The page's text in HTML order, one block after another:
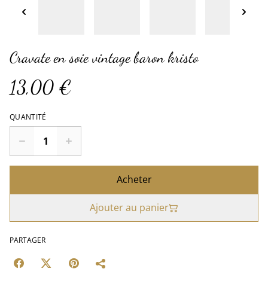
Cravate en soie vintage baron kristo
13,00 €
QUANTITÉ
Acheter
Ajouter au panier
PARTAGER